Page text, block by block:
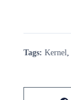
Tags: Kernel